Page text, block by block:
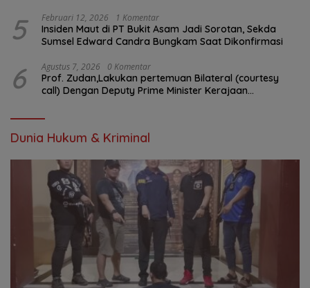
5 Februari 12, 2026 1 Komentar
Insiden Maut di PT Bukit Asam Jadi Sorotan, Sekda
Sumsel Edward Candra Bungkam Saat Dikonfirmasi
6 Agustus 7, 2026 0 Komentar
Prof. Zudan,Lakukan pertemuan Bilateral (courtesy
call) Dengan Deputy Prime Minister Kerajaan
ASN ASEAN
Dunia Hukum & Kriminal